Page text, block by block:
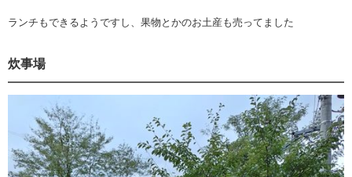
ランチもできるようですし、果物とかのお土産も売ってました
炊事場